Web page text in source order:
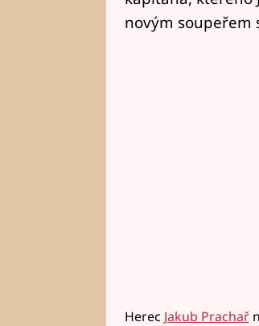
novým soupeřem
Herec Jakub Prachař